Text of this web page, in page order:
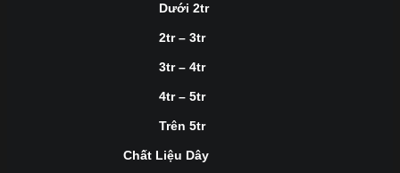
Dưới 2tr
2tr – 3tr
3tr – 4tr
4tr – 5tr
Trên 5tr
Chất Liệu Dây